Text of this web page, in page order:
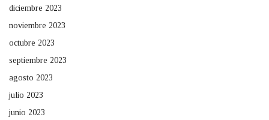
diciembre 2023
noviembre 2023
octubre 2023
septiembre 2023
agosto 2023
julio 2023
junio 2023